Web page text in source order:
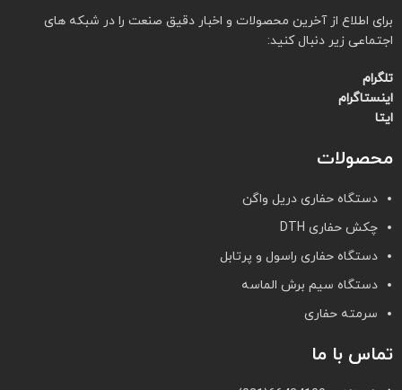
برای اطلاع از آخرین محصولات و اخبار دقیق صنعت را در شبکه های
اجتماعی زیر دنبال کنید:
تلگرام
اینستاگرام
ایتا
محصولات
دستگاه حفاری دریل واگن
چکش حفاری DTH
دستگاه حفاری راسول و پرتابل
دستگاه سیم برش الماسه
سرمته حفاری
تماس با ما